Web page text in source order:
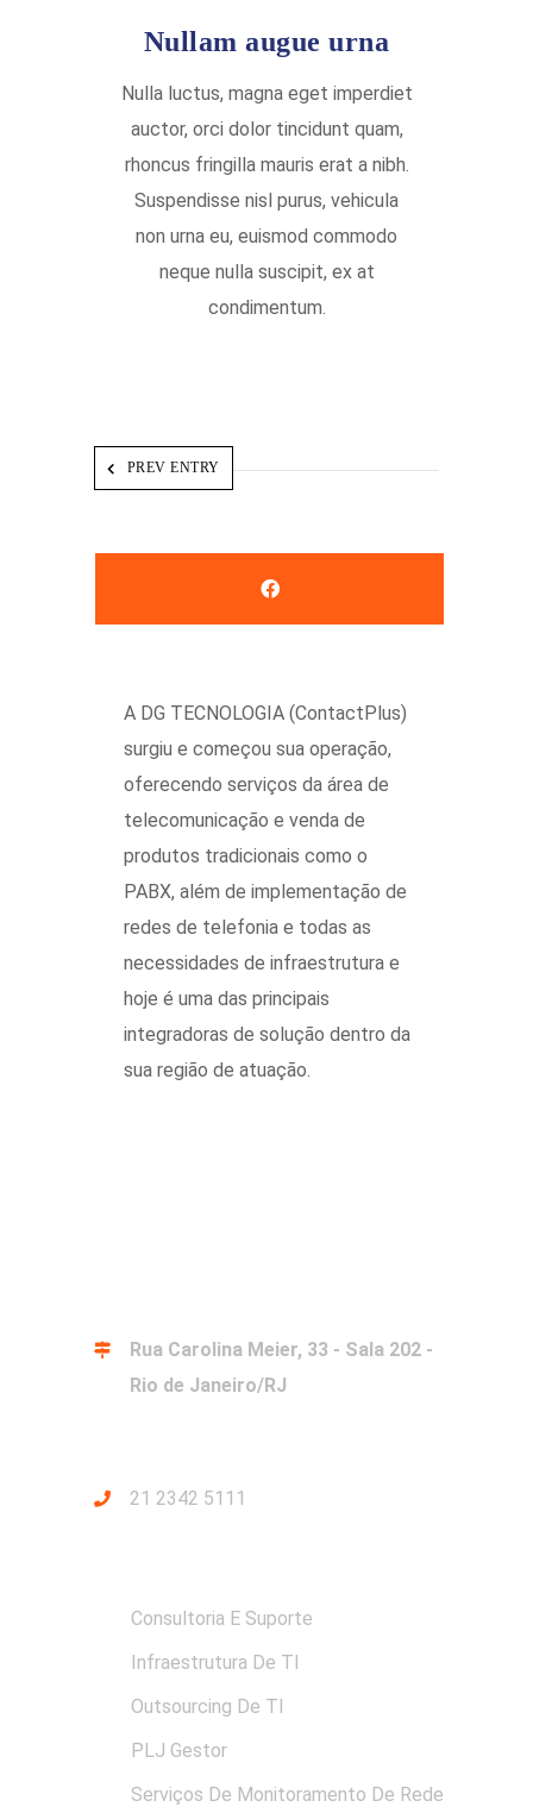
Nullam augue urna
Nulla luctus, magna eget imperdiet
auctor, orci dolor tincidunt quam,
rhoncus fringilla mauris erat a nibh.
Suspendisse nisl purus, vehicula
non urna eu, euismod commodo
neque nulla suscipit, ex at
condimentum.
PREV ENTRY
A DG TECNOLOGIA (ContactPlus)
surgiu e começou sua operação,
oferecendo serviços da área de
telecomunicação e venda de
produtos tradicionais como o
PABX, além de implementação de
redes de telefonia e todas as
necessidades de infraestrutura e
hoje é uma das principais
integradoras de solução dentro da
sua região de atuação.
Rua Carolina Meier, 33 - Sala 202 -
Rio de Janeiro/RJ
21 2342 5111
Consultoria E Suporte
Infraestrutura De TI
Outsourcing De TI
PLJ Gestor
Serviços De Monitoramento De Rede